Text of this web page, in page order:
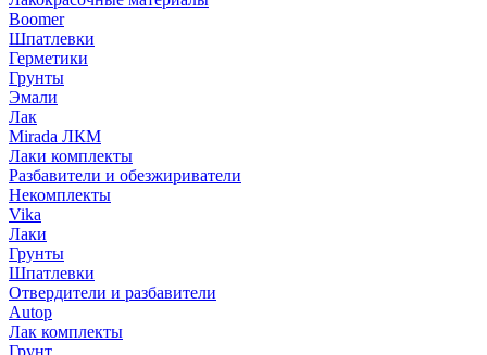
Boomer
Шпатлевки
Герметики
Грунты
Эмали
Лак
Mirada ЛКМ
Лаки комплекты
Разбавители и обезжириватели
Некомплекты
Vika
Лаки
Грунты
Шпатлевки
Отвердители и разбавители
Autop
Лак комплекты
Грунт